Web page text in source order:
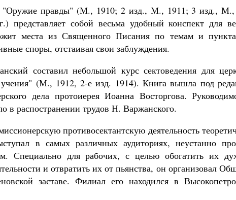
"Оружие правды" (М., 1910; 2 изд., М., 1911; 3 изд.,
собой весьма удобный конспект для
места из Священного Писания по темам и
споры, отстаивая свои заблуждения.
составил небольшой курс сектоведения для
(М., 1912, 2-е изд. 1914). Книга вышла под
дела протоиерея Иоанна Восторгова.
в распостранении трудов Н. Варжанского.
противосектантскую деятельность
в самых различных аудиториях, неустанно
Специально для рабочих, с целью обогатить их
и отвратить их от пьянства, он организовал
заставе. Филиал его находился в